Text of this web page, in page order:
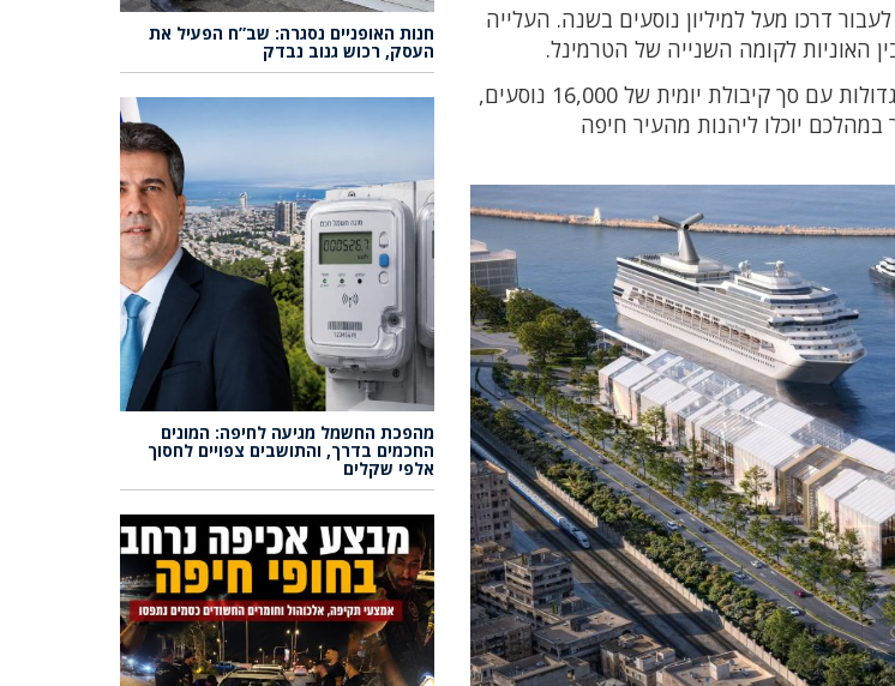
פי ההערכות צפויים לעבור דרכו מעל למיליון נוסעים בשנה. העלייה
האוניות לקומה השנייה של הטרמינל.
הטרמינל יתפרש על פני שתי קומות ויוכל לשרת במקביל שתי אוניות גדולות עם סך קיבולת יומית של 16,000 נוסעים,
יוכלו ליהנות מהעיר חיפה
חנות האופניים נסגרה: שב”ח הפעיל את
העסק, רכוש גנוב נבדק
מהפכת החשמל מגיעה לחיפה: המונים
החכמים בדרך, והתושבים צפויים לחסוך
אלפי שקלים